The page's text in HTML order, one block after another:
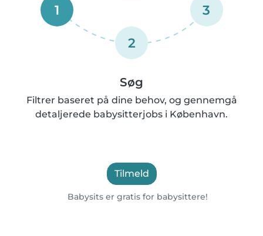
1
2
3
Søg
Filtrer baseret på dine behov, og gennemgå
detaljerede babysitterjobs i København.
Tilmeld
Babysits er gratis for babysittere!